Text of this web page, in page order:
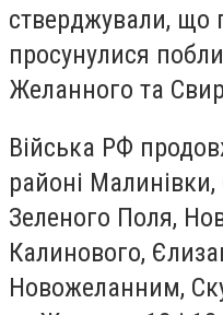
стверджували, що
просунулися
Желанного та
Війська РФ
районі
Зеленого Поля,
Калинового,
Новожеланним,